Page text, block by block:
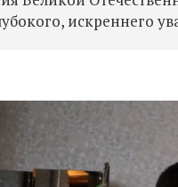
искреннего